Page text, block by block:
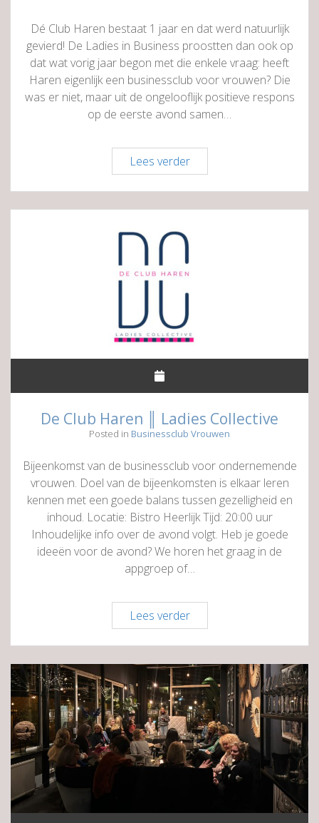
Dé Club Haren bestaat 1 jaar en dat werd natuurlijk
gevierd! De Ladies in Business proostten dan ook op
dat wat vorig jaar begon met die enkele vraag: heeft
Haren eigenlijk een businessclub voor vrouwen? Die
was er niet, maar uit de ongelooflijk positieve respons
op de eerste avond samen…
Lees verderCheck-
in
voor
persoonlijk
De Club Haren ║ Ladies Collective
Posted in Businessclub Vrouwen
Bijeenkomst van de businessclub voor ondernemende
vrouwen. Doel van de bijeenkomsten is elkaar leren
kennen met een goede balans tussen gezelligheid en
inhoud. Locatie: Bistro Heerlijk Tijd: 20:00 uur
Inhoudelijke info over de avond volgt. Heb je goede
ideeën voor de avond? We horen het graag in de
appgroep of…
Lees verderDe
Club
Haren
║
Ladies
Collective